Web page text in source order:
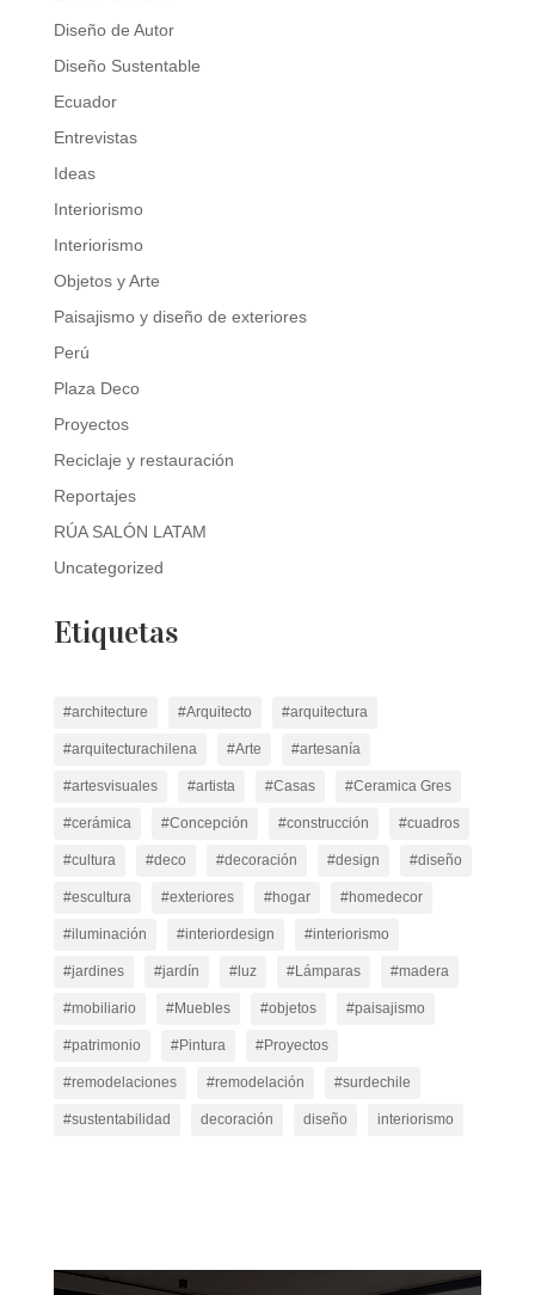
Diseño de Autor
Diseño Sustentable
Ecuador
Entrevistas
Ideas
Interiorismo
Interiorismo
Objetos y Arte
Paisajismo y diseño de exteriores
Perú
Plaza Deco
Proyectos
Reciclaje y restauración
Reportajes
RÚA SALÓN LATAM
Uncategorized
Etiquetas
#architecture #Arquitecto #arquitectura
#arquitecturachilena #Arte #artesanía
#artesvisuales #artista #Casas #Ceramica Gres
#cerámica #Concepción #construcción #cuadros
#cultura #deco #decoración #design #diseño
#escultura #exteriores #hogar #homedecor
#iluminación #interiordesign #interiorismo
#jardines #jardín #luz #Lámparas #madera
#mobiliario #Muebles #objetos #paisajismo
#patrimonio #Pintura #Proyectos
#remodelaciones #remodelación #surdechile
#sustentabilidad decoración diseño interiorismo